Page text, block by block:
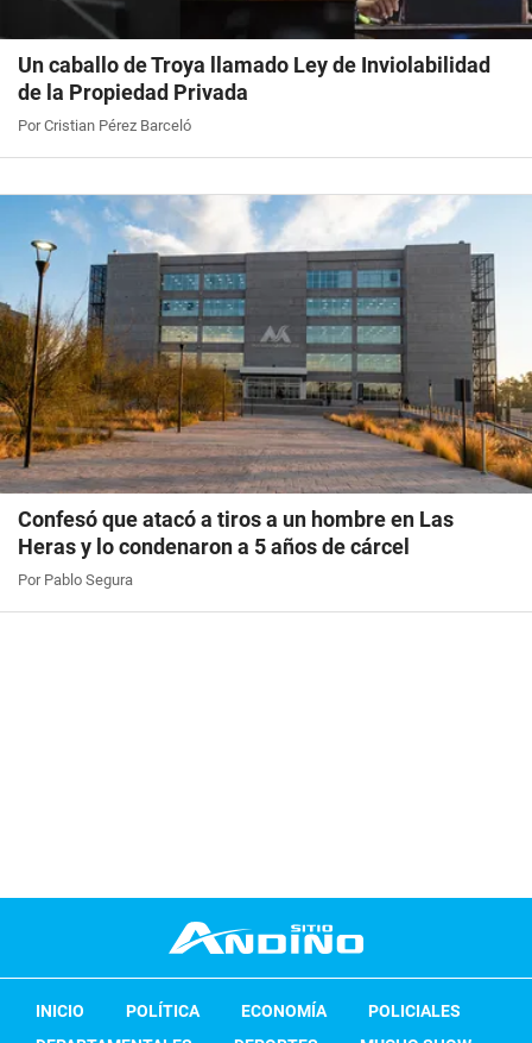
Un caballo de Troya llamado Ley de Inviolabilidad
de la Propiedad Privada
Por Cristian Pérez Barceló
Confesó que atacó a tiros a un hombre en Las
Heras y lo condenaron a 5 años de cárcel
Por Pablo Segura
INICIO POLÍTICA ECONOMÍA
POLICIALES